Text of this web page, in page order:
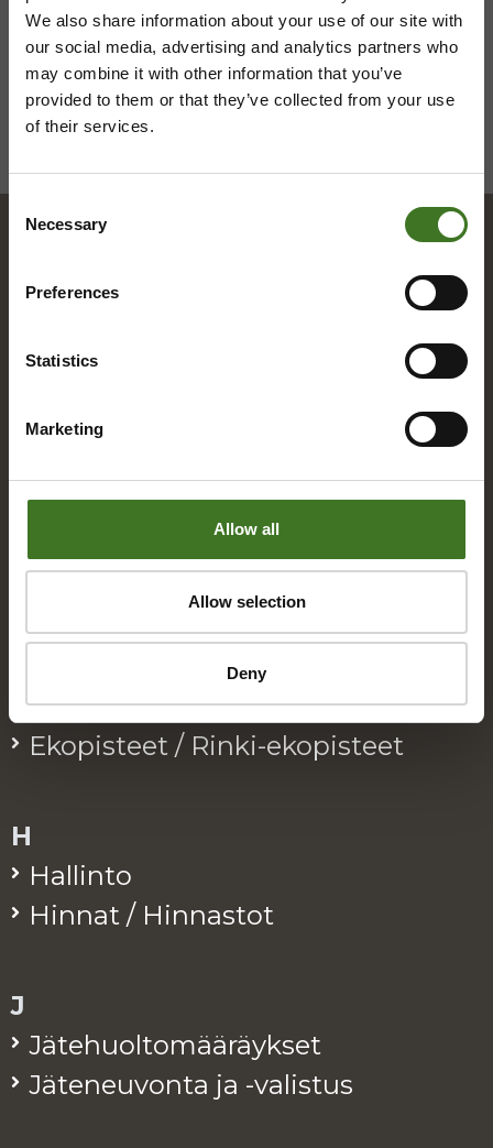
We also share information about your use of our site with
our social media, advertising and analytics partners who
may combine it with other information that you’ve
provided to them or that they’ve collected from your use
of their services.
Selection
Necessary
Preferences
Statistics
Marketing
Allow all
Allow selection
Deny
Hakemisto
A
Asia­kas­pal­ve­lu
Bio­jä­te
Eko­kymp­pi
Eko­pis­teet / Rinki-eko­pis­teet
H
Hal­lin­to
Hin­nat / Hin­nas­tot
J
Jä­te­huol­to­mää­räyk­set
Jä­te­neu­von­ta ja -va­lis­tus